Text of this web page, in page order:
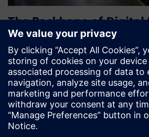
The Backbone of Digital
Integration_BFC Gateway
Siemens BFC Gateway omogoča
OT in IT sistemi, zagotavlja povezljivost
realnem času, pretvorbo protokolov in
za pametna tovarniška okolja.
Izvedite več